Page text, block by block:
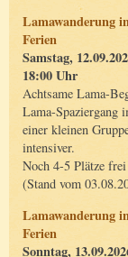
Lamawanderung
Ferien
Samstag,
18:00 Uhr
Achtsame Lama-
Lama-Spaziergang
einer kleinen
intensiver.
Noch 4-5 Plätze
(Stand vom
Lamawanderung
Ferien
Sonntag,